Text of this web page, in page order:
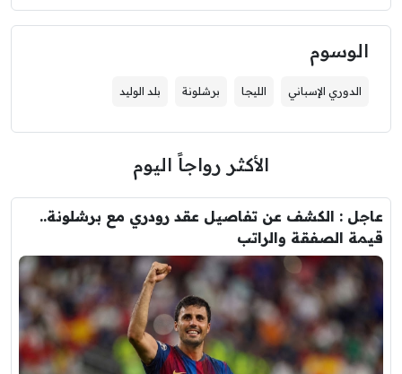
الوسوم
الدوري الإسباني الليجا برشلونة بلد الوليد
الأكثر رواجاً اليوم
عاجل : الكشف عن تفاصيل عقد رودري مع برشلونة..
قيمة الصفقة والراتب